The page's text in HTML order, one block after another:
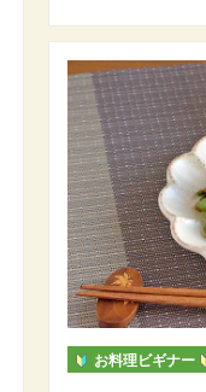
お料理ビギナー